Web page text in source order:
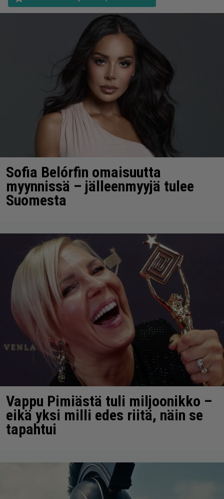
Sofia Belórfin omaisuutta
myynnissä – jälleenmyyjä tulee
Suomesta
Vappu Pimiästä tuli miljoonikko –
eikä yksi milli edes riitä, näin se
tapahtui